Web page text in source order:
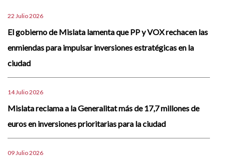
22 Julio 2026
El gobierno de Mislata lamenta que PP y VOX rechacen las
enmiendas para impulsar inversiones estratégicas en la
ciudad
14 Julio 2026
Mislata reclama a la Generalitat más de 17,7 millones de
euros en inversiones prioritarias para la ciudad
09 Julio 2026